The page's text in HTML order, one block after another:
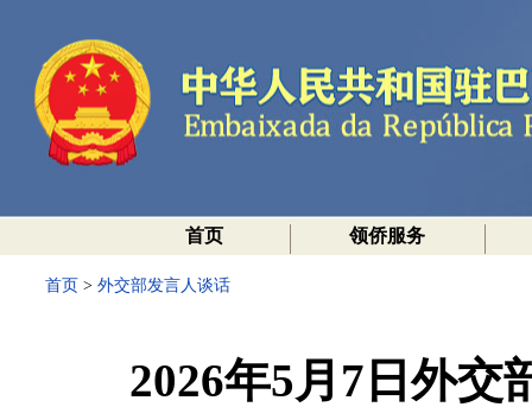
首页 领侨服务
首页 > 外交部发言人谈话
2026年5月7日外交